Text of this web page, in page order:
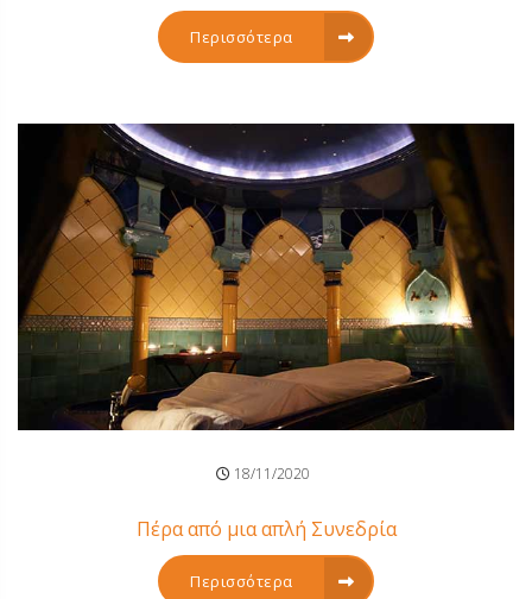
Περισσότερα
18/11/2020
Πέρα από μια απλή Συνεδρία
Περισσότερα